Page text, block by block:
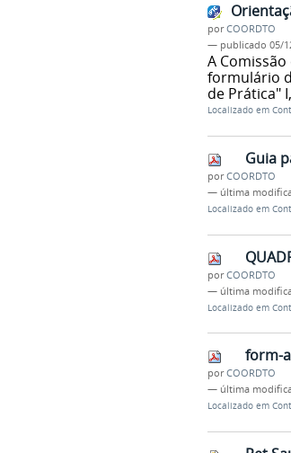
porCOORDTO
— publicado 05/
A
formulário
de Prática"
Localizado em
Guia
porCOORDTO
— última
Localizado em
porCOORDTO
— última
Localizado em
form-
porCOORDTO
— última
Localizado em